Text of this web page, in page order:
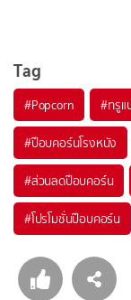
Tag
#Popcorn #ทรู
#ป๊อบคอร์นโรงหนัง
#ส่วนลดป๊อบคอร์น
#โปรโมชั่นป๊อบคอร์น